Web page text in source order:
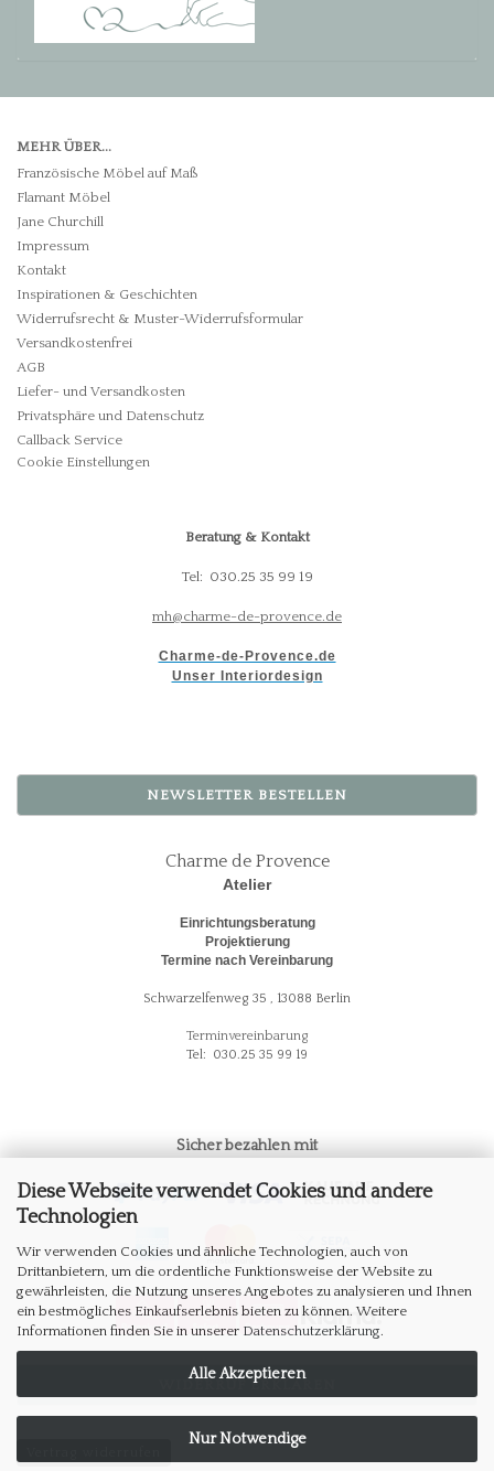
Diese Webseite verwendet Cookies und andere
Technologien
Wir verwenden Cookies und ähnliche Technologien, auch von
Drittanbietern, um die ordentliche Funktionsweise der Website zu
gewährleisten, die Nutzung unseres Angebotes zu analysieren und Ihnen
ein bestmögliches Einkaufserlebnis bieten zu können. Weitere
Informationen finden Sie in unserer Datenschutzerklärung
Alle Akzeptieren
Nur Notwendige
MEHR ÜBER...
Französische Möbel auf Maß
Flamant Möbel
Jane Churchill
Impressum
Kontakt
Inspirationen & Geschichten
Widerrufsrecht & Muster-Widerrufsformular
Versandkostenfrei
AGB
Liefer- und Versandkosten
Privatsphäre und Datenschutz
Callback Service
Cookie Einstellungen
Beratung & Kontakt
Tel: 030.25 35 99 19
mh@charme-de-provence.de
Charme-de-Provence.de
Unser Interiordesign
NEWSLETTER BESTELLEN
Charme de Provence
Atelier
Einrichtungsberatung
Projektierung
Termine nach Vereinbarung
Schwarzelfenweg 35 , 13088 Berlin
Terminvereinbarung
Tel: 030.25 35 99 19
Sicher bezahlen mit
WIDERRUF ERKLÄREN